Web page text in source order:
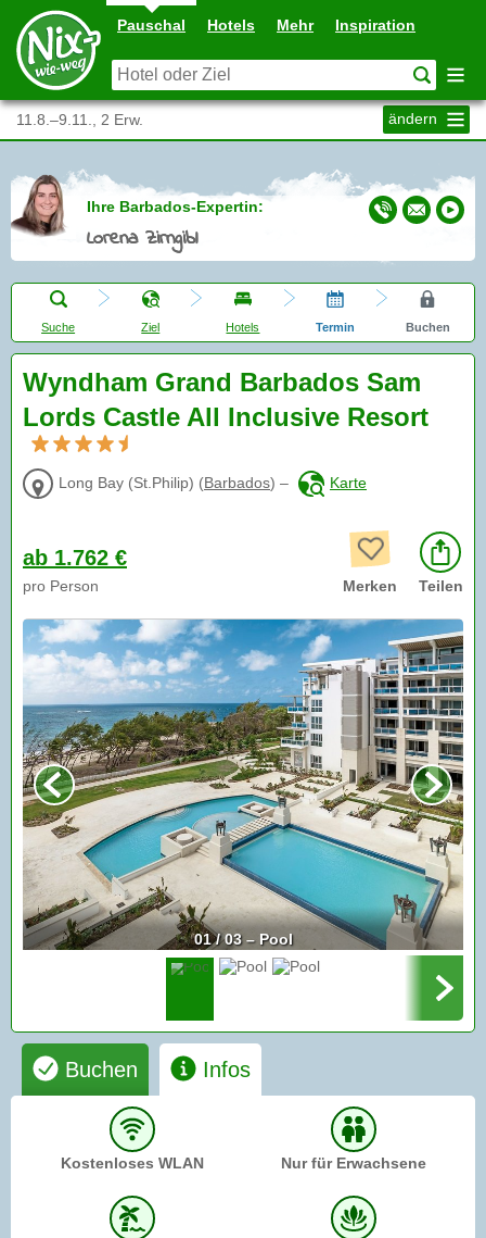
Pauschal Hotels Mehr Inspiration
11.8.–9.11., 2 Erw. ändern
Ihre Barbados-Expertin:
Lorena Zirngibl
Suche Ziel Hotels Termin Buchen
Wyndham Grand Barbados Sam
Lords Castle All Inclusive Resort
Long Bay (St.Philip) (Barbados) – Karte
ab 1.762 €
pro Person Merken Teilen
01 / 03 – Pool
Buchen Infos
Kostenloses WLAN Nur für Erwachsene